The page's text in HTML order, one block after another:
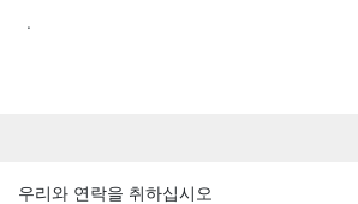
.
우리와 연락을 취하십시오